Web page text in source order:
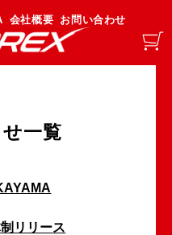
会社概要 お問い合わせ
一覧
リリース